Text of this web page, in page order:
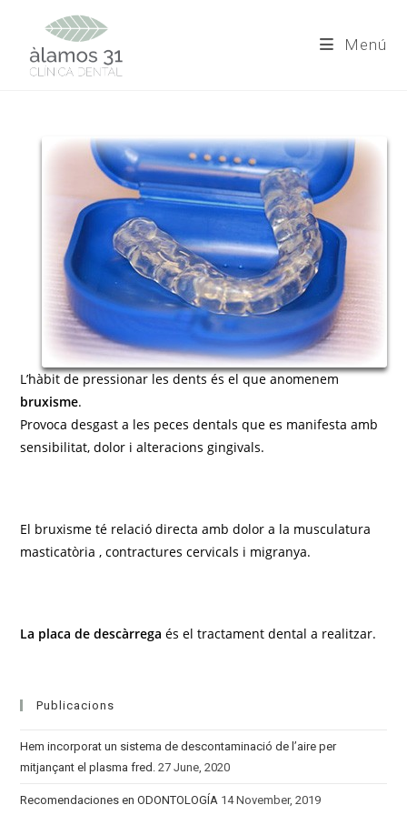
content
Menú
L’hàbit de pressionar les dents és el que anomenem
bruxisme.
Provoca desgast a les peces dentals que es manifesta amb
sensibilitat, dolor i alteracions gingivals.
El bruxisme té relació directa amb dolor a la musculatura
masticatòria , contractures cervicals i migranya.
La placa de descàrrega és el tractament dental a realitzar.
Publicacions
Hem incorporat un sistema de descontaminació de l’aire per
mitjançant el plasma fred. 27 June, 2020
Recomendaciones en ODONTOLOGÍA 14 November, 2019